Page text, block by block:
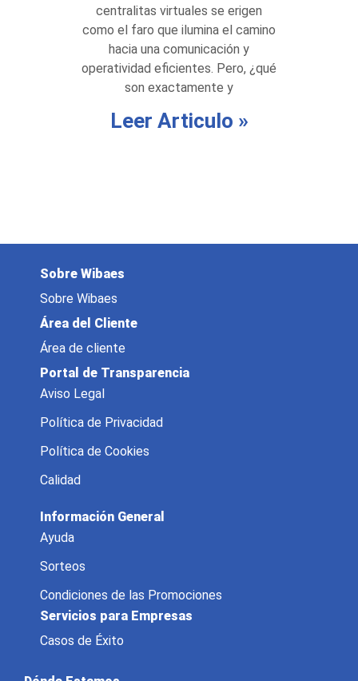
centralitas virtuales se erigen
como el faro que ilumina el camino
hacia una comunicación y
operatividad eficientes. Pero, ¿qué
son exactamente y
Leer Articulo »
Sobre Wibaes
Sobre Wibaes
Área del Cliente
Área de cliente
Portal de Transparencia
Aviso Legal
Política de Privacidad
Política de Cookies
Calidad
Información General
Ayuda
Sorteos
Condiciones de las Promociones
Servicios para Empresas
Casos de Éxito